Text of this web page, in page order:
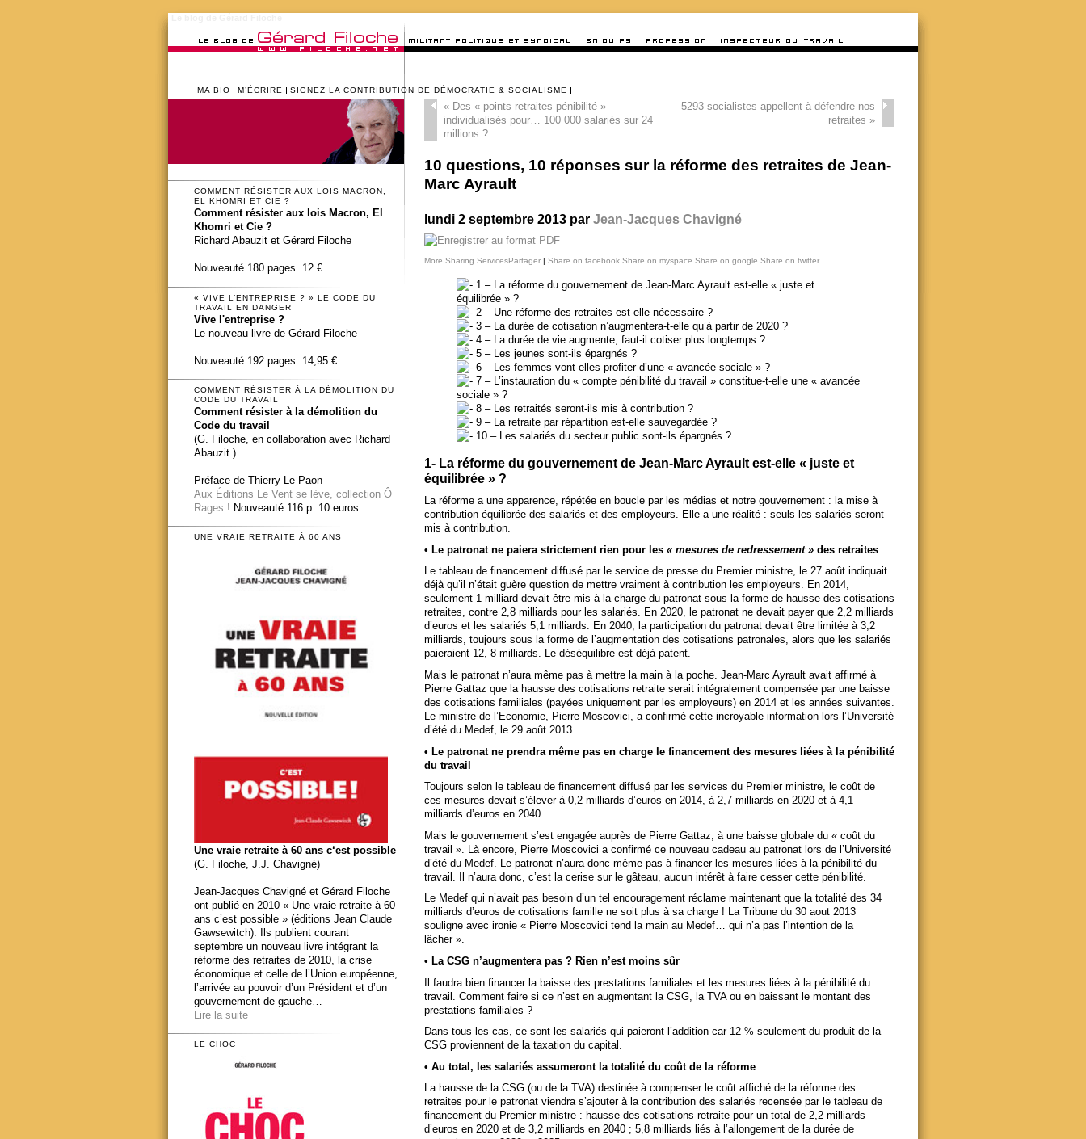
MA BIO M’ÉCRIRE SIGNEZ LA CONTRIBUTION DE DÉMOCRATIE & SOCIALISME
«Des « points retraites pénibilité »
individualisés pour… 100 000 salariés sur 24
millions ?
5293 socialistes appellent à défendre nos
retraites»
10 questions, 10 réponses sur la réforme des retraites de Jean-
Marc Ayrault
lundi 2 septembre 2013 par Jean-Jacques Chavigné
More Sharing ServicesPartager | Share on facebook Share on myspace Share on google Share on twitter
1 – La réforme du gouvernement de Jean-Marc Ayrault est-elle « juste et
équilibrée » ?
2 – Une réforme des retraites est-elle nécessaire ?
3 – La durée de cotisation n’augmentera-t-elle qu’à partir de 2020 ?
4 – La durée de vie augmente, faut-il cotiser plus longtemps ?
5 – Les jeunes sont-ils épargnés ?
6 – Les femmes vont-elles profiter d’une « avancée sociale » ?
7 – L’instauration du « compte pénibilité du travail » constitue-t-elle une « avancée
sociale » ?
8 – Les retraités seront-ils mis à contribution ?
9 – La retraite par répartition est-elle sauvegardée ?
10 – Les salariés du secteur public sont-ils épargnés ?
1- La réforme du gouvernement de Jean-Marc Ayrault est-elle « juste et
équilibrée » ?
La réforme a une apparence, répétée en boucle par les médias et notre gouvernement : la mise à
contribution équilibrée des salariés et des employeurs. Elle a une réalité : seuls les salariés seront
mis à contribution.
• Le patronat ne paiera strictement rien pour les « mesures de redressement »des retraites
Le tableau de financement diffusé par le service de presse du Premier ministre, le 27 août indiquait
déjà qu’il n’était guère question de mettre vraiment à contribution les employeurs. En 2014,
seulement 1 milliard devait être mis à la charge du patronat sous la forme de hausse des cotisations
retraites, contre 2,8 milliards pour les salariés. En 2020, le patronat ne devait payer que 2,2 milliards
d’euros et les salariés 5,1 milliards. En 2040, la participation du patronat devait être limitée à 3,2
milliards, toujours sous la forme de l’augmentation des cotisations patronales, alors que les salariés
paieraient 12, 8 milliards. Le déséquilibre est déjà patent.
Mais le patronat n’aura même pas à mettre la main à la poche. Jean-Marc Ayrault avait affirmé à
Pierre Gattaz que la hausse des cotisations retraite serait intégralement compensée par une baisse
des cotisations familiales (payées uniquement par les employeurs) en 2014 et les années suivantes.
Le ministre de l’Economie, Pierre Moscovici, a confirmé cette incroyable information lors l’Université
d’été du Medef, le 29 août 2013.
• Le patronat ne prendra même pas en charge le financement des mesures liées à la pénibilité
du travail
Toujours selon le tableau de financement diffusé par les services du Premier ministre, le coût de
ces mesures devait s’élever à 0,2 milliards d’euros en 2014, à 2,7 milliards en 2020 et à 4,1
milliards d’euros en 2040.
Mais le gouvernement s’est engagée auprès de Pierre Gattaz, à une baisse globale du « coût du
travail ». Là encore, Pierre Moscovici a confirmé ce nouveau cadeau au patronat lors de l’Université
d’été du Medef. Le patronat n’aura donc même pas à financer les mesures liées à la pénibilité du
travail. Il n’aura donc, c’est la cerise sur le gâteau, aucun intérêt à faire cesser cette pénibilité.
Le Medef qui n’avait pas besoin d’un tel encouragement réclame maintenant que la totalité des 34
milliards d’euros de cotisations famille ne soit plus à sa charge ! La Tribune du 30 aout 2013
souligne avec ironie « Pierre Moscovici tend la main au Medef… qui n’a pas l’intention de la
lâcher ».
• La CSG n’augmentera pas ? Rien n’est moins sûr
Il faudra bien financer la baisse des prestations familiales et les mesures liées à la pénibilité du
travail. Comment faire si ce n’est en augmentant la CSG, la TVA ou en baissant le montant des
prestations familiales ?
Dans tous les cas, ce sont les salariés qui paieront l’addition car 12 % seulement du produit de la
CSG proviennent de la taxation du capital.
• Au total, les salariés assumeront la totalité du coût de la réforme
La hausse de la CSG (ou de la TVA) destinée à compenser le coût affiché de la réforme des
retraites pour le patronat viendra s’ajouter à la contribution des salariés recensée par le tableau de
financement du Premier ministre : hausse des cotisations retraite pour un total de 2,2 milliards
d’euros en 2020 et de 3,2 milliards en 2040 ; 5,8 milliards liés à l’allongement de la durée de
COMMENT RÉSISTER AUX LOIS MACRON,
EL KHOMRI ET CIE ?
Comment résister aux lois Macron, El
Khomri et Cie ?
Richard Abauzit et Gérard Filoche
Nouveauté 180 pages. 12 €
« VIVE L’ENTREPRISE ? » LE CODE DU
TRAVAIL EN DANGER
Vive l'entreprise ?
Le nouveau livre de Gérard Filoche
Nouveauté 192 pages. 14,95 €
COMMENT RÉSISTER À LA DÉMOLITION DU
CODE DU TRAVAIL
Comment résister à la démolition du
Code du travail
(G. Filoche, en collaboration avec Richard
Abauzit.)
Préface de Thierry Le Paon
Aux Éditions Le Vent se lève, collection Ô
Rages ! Nouveauté 116 p. 10 euros
UNE VRAIE RETRAITE À 60 ANS
Une vraie retraite à 60 ans c‘est possible
(G. Filoche, J.J. Chavigné)
Jean-Jacques Chavigné et Gérard Filoche
ont publié en 2010 « Une vraie retraite à 60
ans c’est possible » (éditions Jean Claude
Gawsewitch). Ils publient courant
septembre un nouveau livre intégrant la
réforme des retraites de 2010, la crise
économique et celle de l’Union européenne,
l’arrivée au pouvoir d’un Président et d’un
gouvernement de gauche…
Lire la suite
LE CHOC